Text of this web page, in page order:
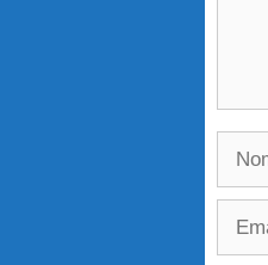
Nome
Email